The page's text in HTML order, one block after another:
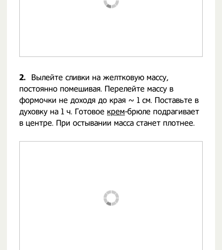
2.
Вылейте сливки на желтковую массу,
постоянно помешивая. Перелейте массу в
формочки не доходя до края ~ 1 cм. Поставьте в
духовку на 1 ч. Готовое крем-брюле подрагивает
в центре. При остывании масса станет плотнее.